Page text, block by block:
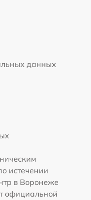
данных
истечении
в Воронеже
официальной